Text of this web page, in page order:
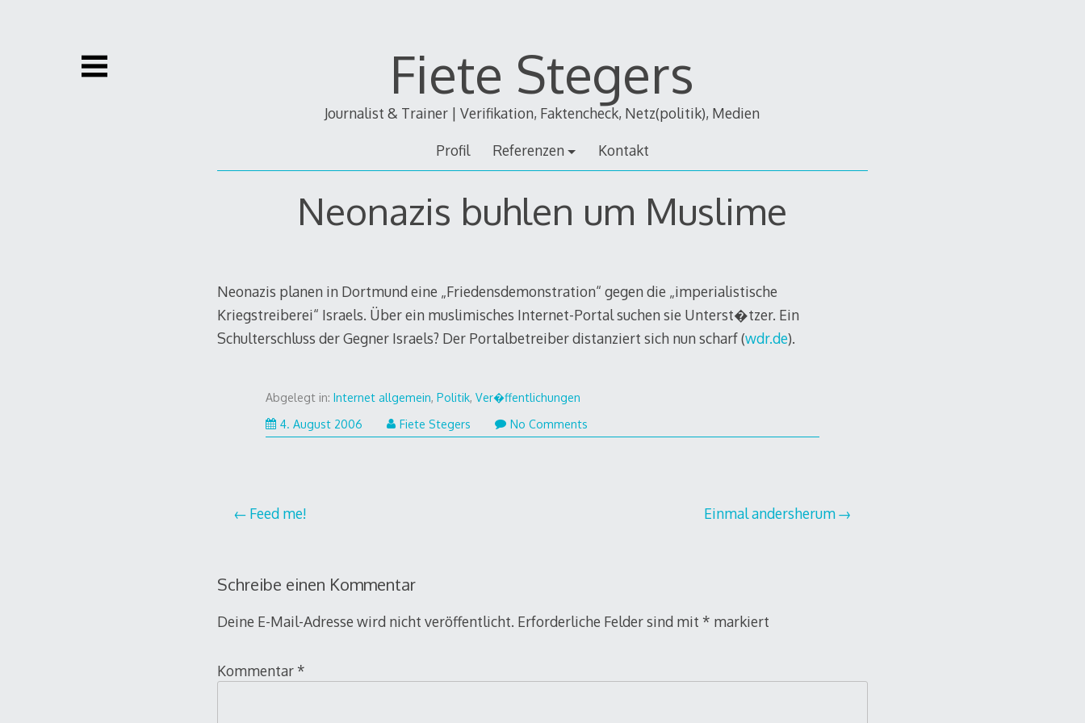
Fiete Stegers
Journalist & Trainer | Verifikation, Faktencheck, Netz(politik), Medien
Profil Referenzen Kontakt
Neonazis buhlen um Muslime
Neonazis planen in Dortmund eine „Friedensdemonstration“ gegen die „imperialistische
Kriegstreiberei“ Israels. Über ein muslimisches Internet-Portal suchen sie Unterst�tzer. Ein
Schulterschluss der Gegner Israels? Der Portalbetreiber distanziert sich nun scharf (wdr.de).
Abgelegt in:Internet allgemein,Politik,Ver�ffentlichungen
4. August 2006
August
Fiete Stegers No Comments
Beitragsnavigation
Feed me! Einmal andersherum
Schreibe einen Kommentar
Deine E-Mail-Adresse wird nicht veröffentlicht. Erforderliche Felder sind mit * markiert
Kommentar *